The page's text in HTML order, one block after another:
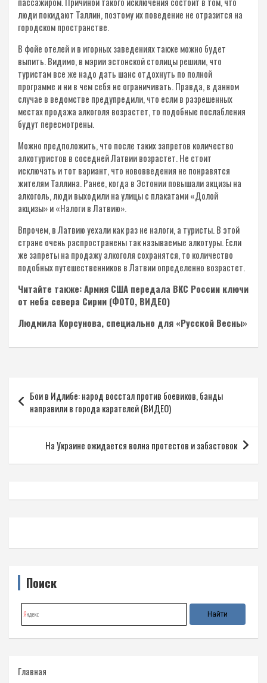
люди покидают Таллин, поэтому их поведение не отразится на
городском пространстве.
В фойе отелей и в игорных заведениях также можно будет
выпить. Видимо, в мэрии эстонской столицы решили, что
туристам все же надо дать шанс отдохнуть по полной
программе и ни в чем себя не ограничивать. Правда, в данном
случае в ведомстве предупредили, что если в разрешенных
местах продажа алкоголя возрастет, то подобные послабления
будут пересмотрены.
Можно предположить, что после таких запретов количество
алкотуристов в соседней Латвии возрастет. Не стоит
исключать и тот вариант, что нововведения не понравятся
жителям Таллина. Ранее, когда в Эстонии повышали акцизы на
алкоголь, люди выходили на улицы с плакатами «Долой
акцизы» и «Налоги в Латвию».
Впрочем, в Латвию уехали как раз не налоги, а туристы. В этой
стране очень распространены так называемые алкотуры. Если
же запреты на продажу алкоголя сохранятся, то количество
подобных путешественников в Латвии определенно возрастет.
Читайте также: Армия США передала ВКС России ключи
от неба севера Сирии (ФОТО, ВИДЕО)
Людмила Корсунова, специально для «Русской Весны»
Навигация
по
записям
Бои в Идлибе: народ восстал против боевиков, банды
направили в города карателей (ВИДЕО)
На Украине ожидается волна протестов и забастовок
Поиск
Главная